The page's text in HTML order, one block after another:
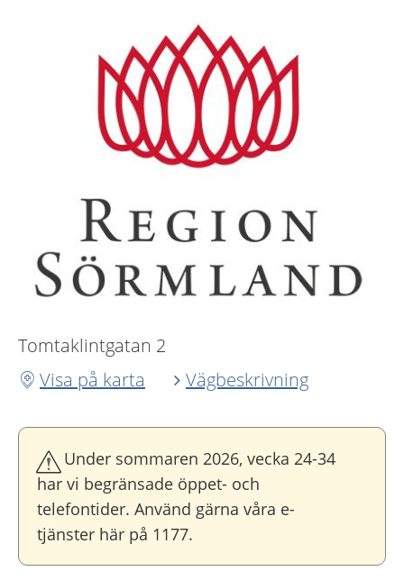
Tomtaklintgatan 2
Visa på karta
Vägbeskrivning
Under sommaren 2026, vecka 24-34
har vi begränsade öppet- och
telefontider. Använd gärna våra e-
tjänster här på 1177.